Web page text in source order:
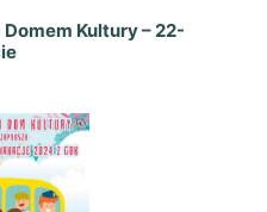
Kultury – 22-